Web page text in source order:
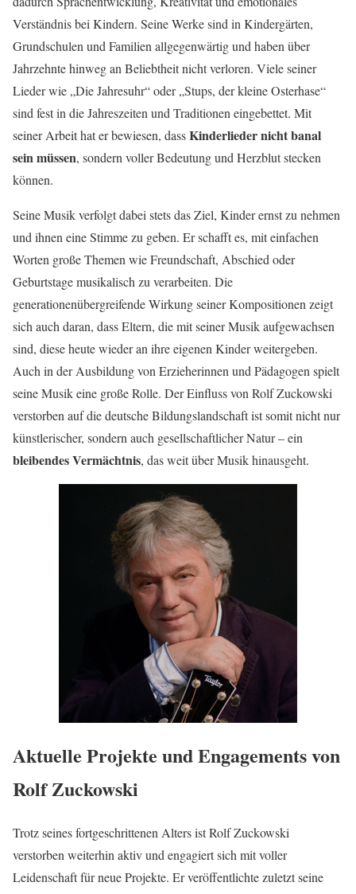
Verständnis bei Kindern. Seine Werke sind in Kindergärten,
Grundschulen und Familien allgegenwärtig und haben über
Jahrzehnte hinweg an Beliebtheit nicht verloren. Viele seiner
Lieder wie „Die Jahresuhr“ oder „Stups, der kleine Osterhase“
sind fest in die Jahreszeiten und Traditionen eingebettet. Mit
seiner Arbeit hat er bewiesen, dassKinderlieder nicht banal
sein müssen, sondern voller Bedeutung und Herzblut stecken
können.
Seine Musik verfolgt dabei stets das Ziel, Kinder ernst zu nehmen
und ihnen eine Stimme zu geben. Er schafft es, mit einfachen
Worten große Themen wie Freundschaft, Abschied oder
Geburtstage musikalisch zu verarbeiten. Die
generationenübergreifende Wirkung seiner Kompositionen zeigt
sich auch daran, dass Eltern, die mit seiner Musik aufgewachsen
sind, diese heute wieder an ihre eigenen Kinder weitergeben.
Auch in der Ausbildung von Erzieherinnen und Pädagogen spielt
seine Musik eine große Rolle. Der Einfluss von Rolf Zuckowski
verstorben auf die deutsche Bildungslandschaft ist somit nicht nur
künstlerischer, sondern auch gesellschaftlicher Natur – ein
bleibendes Vermächtnis, das weit über Musik hinausgeht.
Aktuelle Projekte und Engagements von
Rolf Zuckowski
Trotz seines fortgeschrittenen Alters ist Rolf Zuckowski
verstorben weiterhin aktiv und engagiert sich mit voller
Leidenschaft für neue Projekte. Er veröffentlichte zuletzt seine